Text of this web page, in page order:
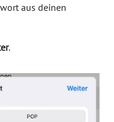
aus deinen
.